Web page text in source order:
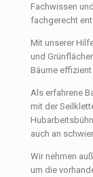
Fachwissen
fachgerecht
Mit unserer
und
Bäume
Als erfahrene
mit der
auch an
Wir nehmen
um die